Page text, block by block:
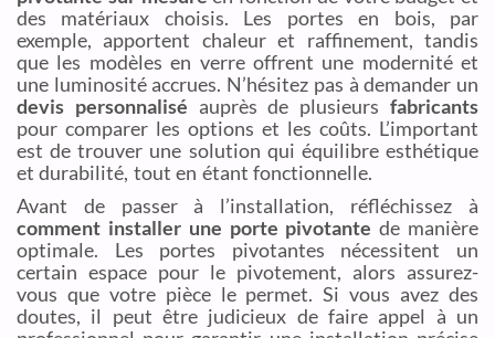
des matériaux choisis. Les portes en bois, par
exemple, apportent chaleur et raffinement, tandis
que les modèles en verre offrent une modernité et
une luminosité accrues. N’hésitez pas à demander un
devis personnalisé auprès de plusieursfabricants
pour comparer les options et les coûts. L’important
est de trouver une solution qui équilibre esthétique
et durabilité, tout en étant fonctionnelle.
Avant de passer à l’installation, réfléchissez à
comment installer une porte pivotante de manière
optimale. Les portes pivotantes nécessitent un
certain espace pour le pivotement, alors assurez-
vous que votre pièce le permet. Si vous avez des
doutes, il peut être judicieux de faire appel à un